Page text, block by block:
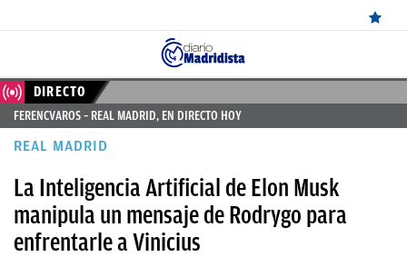
ÚLTIMAS
NOTICIAS
MADRID
BALONCESTO
DIRECTO
FERENCVAROS – REAL MADRID, EN DIRECTO HOY
REAL MADRID
La Inteligencia Artificial de Elon Musk
manipula un mensaje de Rodrygo para
enfrentarle a Vinicius